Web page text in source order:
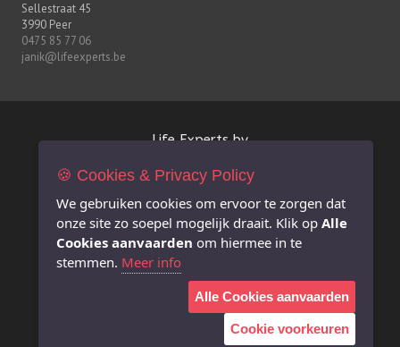
Sellestraat 45
3990 Peer
0475 85 77 06
janik@lifeexperts.be
Life Experts bv
FSMA-nr. 0627.926.530
RPR Antwerpen afdeling Hasselt
info@lifeexperts.be
Extra informatie
Juridische disclaimer i.v.m. deze website
🍪 Cookies & Privacy Policy
We gebruiken cookies om ervoor te zorgen dat
onze site zo soepel mogelijk draait. Klik op Alle
Cookies aanvaarden om hiermee in te
stemmen. Meer info
Alle Cookies aanvaarden
Cookie voorkeuren